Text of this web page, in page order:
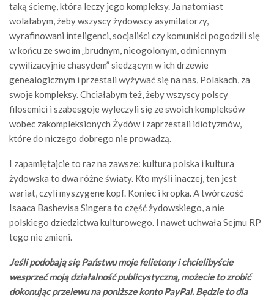
taką ściemę, która leczy jego kompleksy. Ja natomiast
wolałabym, żeby wszyscy żydowscy asymilatorzy,
wyrafinowani inteligenci, socjaliści czy komuniści pogodzili się
w końcu ze swoim „brudnym, nieogolonym, odmiennym
cywilizacyjnie chasydem” siedzącym w ich drzewie
genealogicznym i przestali wyżywać się na nas, Polakach, za
swoje kompleksy. Chciałabym też, żeby wszyscy polscy
filosemici i szabesgoje wyleczyli się ze swoich kompleksów
wobec zakompleksionych Żydów i zaprzestali idiotyzmów,
które do niczego dobrego nie prowadzą.
I zapamiętajcie to raz na zawsze: kultura polska i kultura
żydowska to dwa różne światy. Kto myśli inaczej, ten jest
wariat, czyli myszygene kopf. Koniec i kropka. A twórczość
Isaaca Bashevisa Singera to część żydowskiego, a nie
polskiego dziedzictwa kulturowego. I nawet uchwała Sejmu RP
tego nie zmieni.
Jeśli podobają się Państwu moje felietony i chcielibyście
wesprzeć moją działalność publicystyczną, możecie to zrobić
dokonując przelewu na poniższe konto PayPal. Będzie to dla